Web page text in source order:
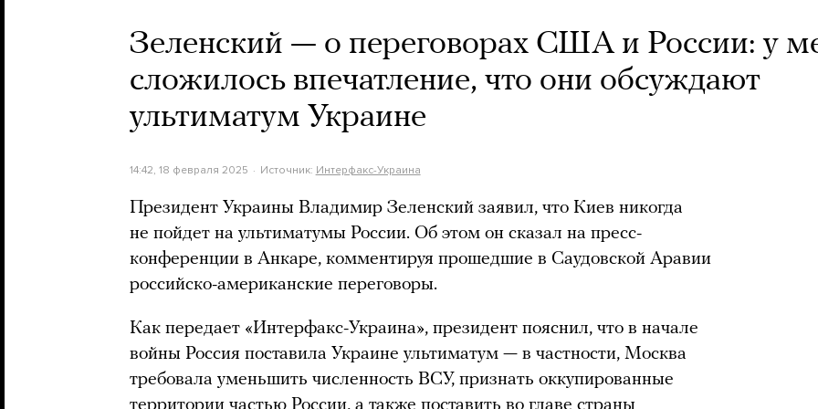
Зеленский — о переговорах США и России: у
сложилось впечатление, что они обсуждают
ультиматум Украине
14:42, 18 февраля 2025 Источник: Интерфакс-Украина
Президент Украины Владимир Зеленский заявил, что Киев никогда
не пойдет на ультиматумы России. Об этом он сказал на пресс-
конференции в Анкаре, комментируя прошедшие в Саудовской Аравии
российско-американские переговоры.
Как передает «Интерфакс-Украина», президент пояснил, что в начале
войны Россия поставила Украине ультиматум — в частности, Москва
требовала уменьшить численность ВСУ, признать оккупированные
территории частью России, а также поставить во главе страны